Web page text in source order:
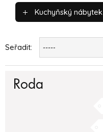
Kuchyňský nábytek
Seřadit: -----
Roda